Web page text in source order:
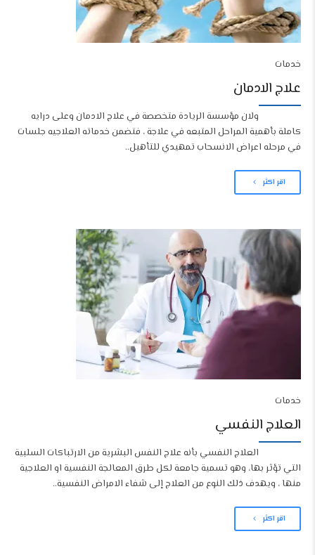
خدمات
علاج الادمان
ولان مؤسسة الريادة متخصصة في علاج الادمان وعلى درايه
كاملة بأهمية المراحل المتبعه في علاجة ، فتضمن خدماته العلاجيه جلسات
في مرحله اعراض الانسحاب تمهيدي للتأهيل..
اقر اكثر
خدمات
العلاج النفسي
العلاج النفسي بأنه علاج النفس البشرية من الارتباكات السلبية
التي تؤثر بها، وهو تسمية جامعة لكل طرق المعالجة النفسية او العلاجية
منها ، ويهدف ذلك النوع من العلاج إلى شفاء الامراض النفسية..
اقر اكثر